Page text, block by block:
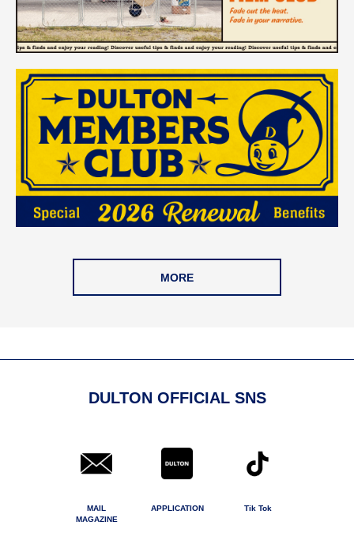
MORE
DULTON OFFICIAL SNS
MAIL
MAGAZINE
APPLICATION Tik Tok